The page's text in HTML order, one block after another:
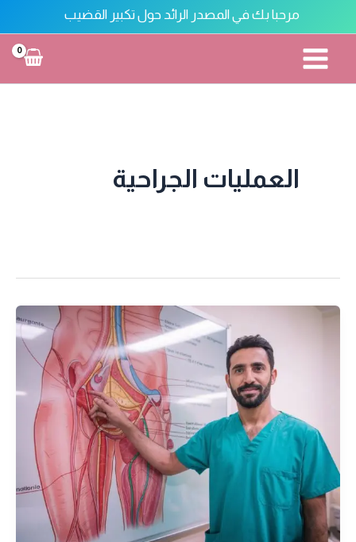
إلى
المحتوى
مرحبا بك في المصدر الرائد حول تكبير القضيب
العمليات الجراحية